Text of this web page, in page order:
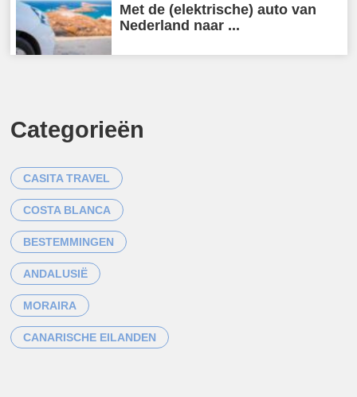
Met de (elektrische) auto van
Nederland naar ...
Categorieën
CASITA TRAVEL
COSTA BLANCA
BESTEMMINGEN
ANDALUSIË
MORAIRA
CANARISCHE EILANDEN